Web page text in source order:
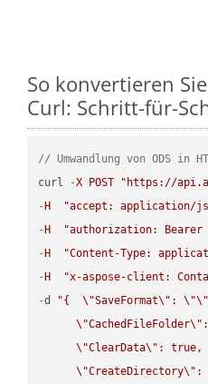
So konvertieren
Curl: Schritt-für-
// Umwandlung von ODS in
curl
-X POST
"https://
- H
"accept: application/
- H
"authorization: Bearer
- H
"Content-Type:
- H
"x-aspose-client:
-d "{ \"SaveFormat\" : \"\"
\"CachedFileFolder\"
\"ClearData\" :
\"CreateDirectory\" :